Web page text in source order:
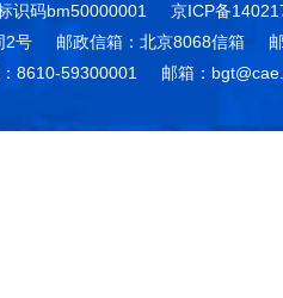
识码bm50000001
京ICP备
2号
邮政信箱：北京8068信箱
8610-59300001 邮箱：